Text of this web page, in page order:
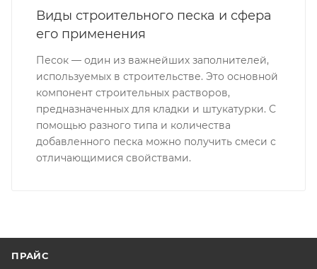
Виды строительного песка и сфера
его применения
Песок — один из важнейших заполнителей,
используемых в строительстве. Это основной
компонент строительных растворов,
предназначенных для кладки и штукатурки. С
помощью разного типа и количества
добавленного песка можно получить смеси с
отличающимися свойствами.
ПРАЙС